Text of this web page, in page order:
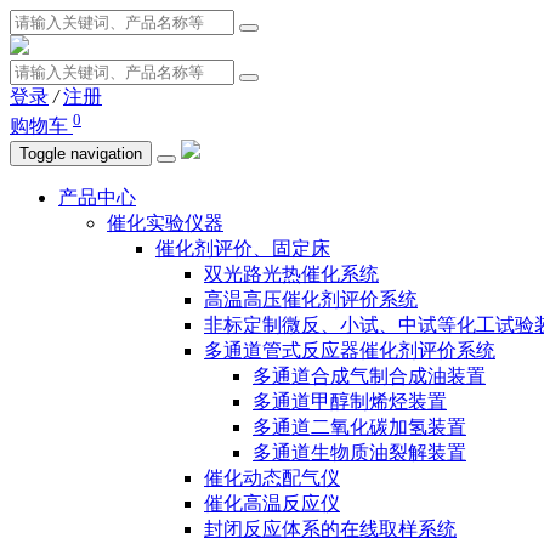
登录 / 注册
购物车 0
Toggle navigation
产品中心
催化实验仪器
催化剂评价、固定床
双光路光热催化系统
高温高压催化剂评价系统
非标定制微反、小试、中试等化工试验
多通道管式反应器催化剂评价系统
多通道合成气制合成油装置
多通道甲醇制烯烃装置
多通道二氧化碳加氢装置
多通道生物质油裂解装置
催化动态配气仪
催化高温反应仪
封闭反应体系的在线取样系统